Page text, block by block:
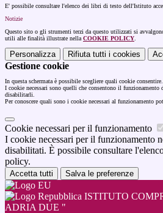
E' possibile consultare l'elenco dei libri di testo dell'Istituto
Notizie
Questo sito o gli strumenti terzi da questo utilizzati si
utili alle finalità illustrate nella COOKIE POLICY
Personalizza Rifiuta tutti i cookies
Gestione cookie
In questa schermata è possibile scegliere quali cookie consentire.
I cookie necessari sono quelli che consentono il funzionamento
disabilitarli.
Per conoscere quali sono i cookie necessari al funzionamento
Cookie necessari per il funzionamento
I cookie necessari per il funzionamento
disabilitati. È possibile consultare
policy.
Accetta tutti Salva le preferenze
ISTITUTO
ADRIA DUE "